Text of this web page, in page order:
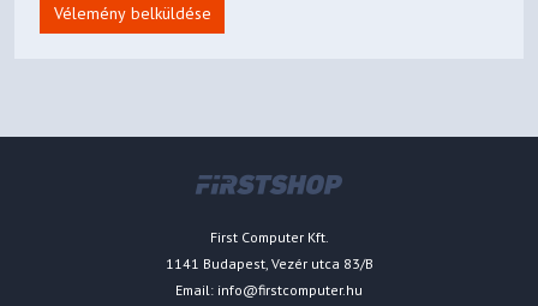
Vélemény belküldése
First Computer Kft.
1141 Budapest, Vezér utca 83/B
Email: info@firstcomputer.hu